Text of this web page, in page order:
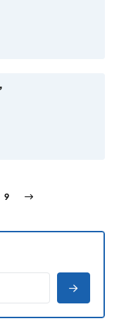
Pagina
9 Volgende pagina